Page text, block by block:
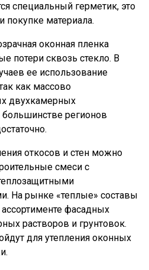
специальный герметик, это
покупке материала.
оконная пленка
потери сквозь стекло. В
ее использование
как массово
двухкамерных
большинстве регионов
откосов и стен можно
смеси с
На рынке «теплые» составы
фасадных
растворов и грунтовок.
для утепления оконных